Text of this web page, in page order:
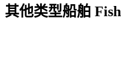
其他类型船舶 Fish